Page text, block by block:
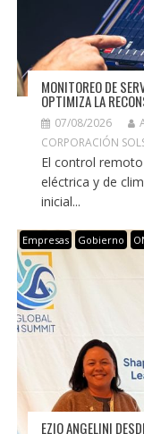
MONITOREO DE
OPTIMIZA LA
07/08/2026
CORPORACIÓN
El control
eléctrica y de
inicial...
Empresas Gobierno
EZIO ANGELINI